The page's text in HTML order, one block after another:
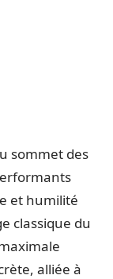
sommet des
et humilité
classique du
alliée à